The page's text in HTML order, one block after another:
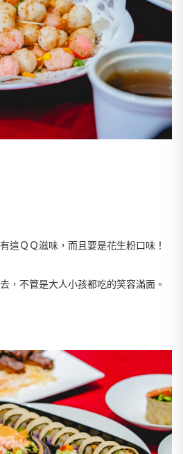
這ＱＱ滋味，而且要是花生粉口味！
，不管是大人小孩都吃的笑容滿面。